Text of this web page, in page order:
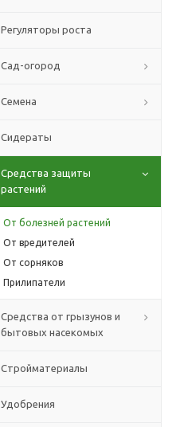
Регуляторы роста
Сад-огород
Семена
Сидераты
Средства защиты
растений
От болезней растений
От вредителей
От сорняков
Прилипатели
Средства от грызунов и
бытовых насекомых
Стройматериалы
Удобрения